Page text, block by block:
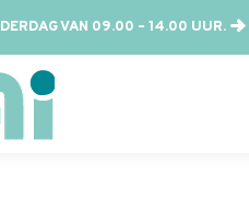
VAN 09.00 – 14.00 UUR.